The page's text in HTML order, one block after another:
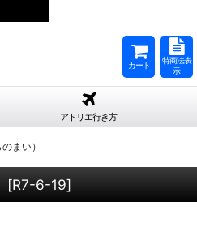
カート
特商法表
示
アトリエ行き方
まい）
[R7-6-19]